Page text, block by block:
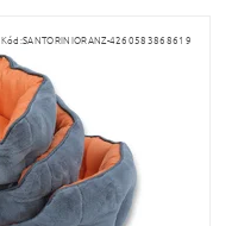
Kód:SANTORINIORANZ-4260583868619